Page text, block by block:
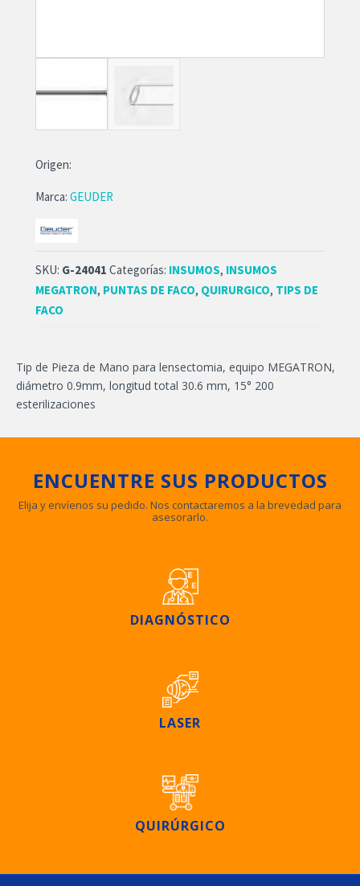
Origen:
Marca: GEUDER
SKU: G-24041 Categorías: INSUMOS, INSUMOS
MEGATRON, PUNTAS DE FACO, QUIRURGICO, TIPS DE
FACO
Tip de Pieza de Mano para lensectomia, equipo MEGATRON,
diámetro 0.9mm, longitud total 30.6 mm, 15° 200
esterilizaciones
ENCUENTRE SUS PRODUCTOS
Elija y envíenos su pedido. Nos contactaremos a la brevedad para
asesorarlo.
DIAGNÓSTICO
LASER
QUIRÚRGICO